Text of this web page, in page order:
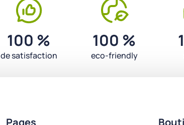
100 %
de satisfaction
100 %
eco-friendly
Pages